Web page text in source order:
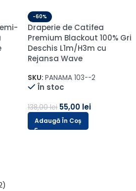
-60%
Draperie de Catifea
Premium Blackout 100% Gri
Deschis L1m/H3m cu
Rejansa Wave
SKU: PANAMA 103--2
În stoc
138,00lei 55,00 lei
Adaugă În Coș